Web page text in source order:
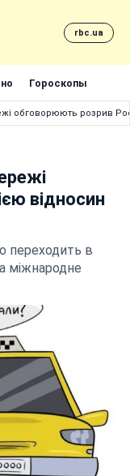
rbc.ua
Гороскопы
обговорюють розрив
відносин
переходить в
міжнародне